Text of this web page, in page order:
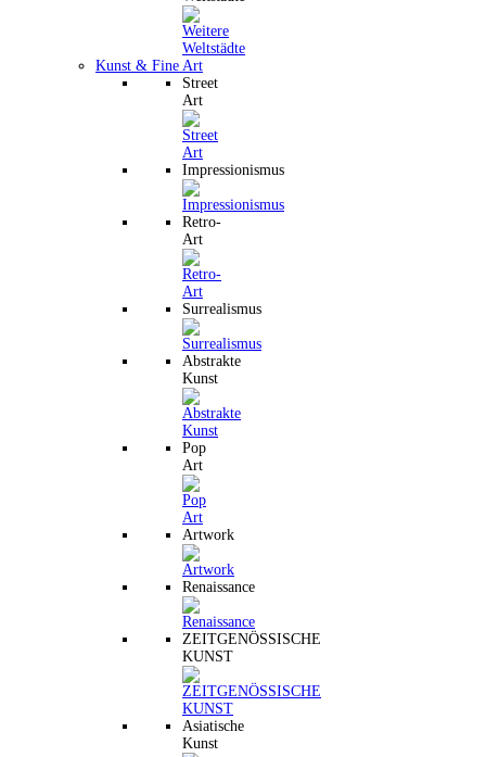
Kunst & Fine Art
Street
Art
Impressionismus
Retro-
Art
Surrealismus
Abstrakte
Kunst
Pop
Art
Artwork
Renaissance
ZEITGENÖSSISCHE
KUNST
Asiatische
Kunst